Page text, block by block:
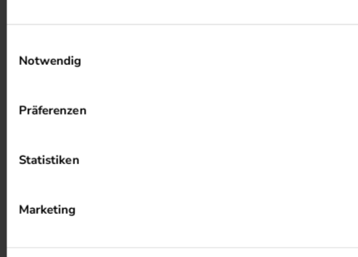
Notwendig
Präferenzen
Statistiken
Marketing
HEIZUNG PER ABWÄRME